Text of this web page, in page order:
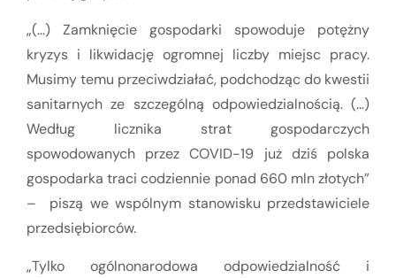
„(…) Zamknięcie gospodarki spowoduje potężny
kryzys i likwidację ogromnej liczby miejsc pracy.
Musimy temu przeciwdziałać, podchodząc do kwestii
sanitarnych ze szczególną odpowiedzialnością. (…)
Według licznika strat gospodarczych
spowodowanych przez COVID-19 już dziś polska
gospodarka traci codziennie ponad 660 mln złotych”
– piszą we wspólnym stanowisku przedstawiciele
przedsiębiorców.
„Tylko ogólnonarodowa odpowiedzialność i